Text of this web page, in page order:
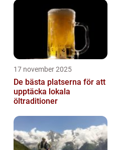
17 november 2025
De bästa platserna för att
upptäcka lokala
öltraditioner